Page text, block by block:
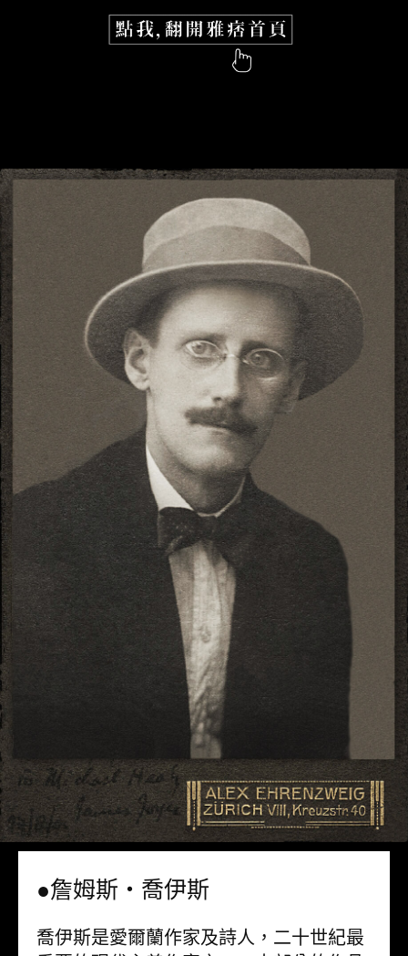
●詹姆斯・喬伊斯
喬伊斯是愛爾蘭作家及詩人，二十世紀最